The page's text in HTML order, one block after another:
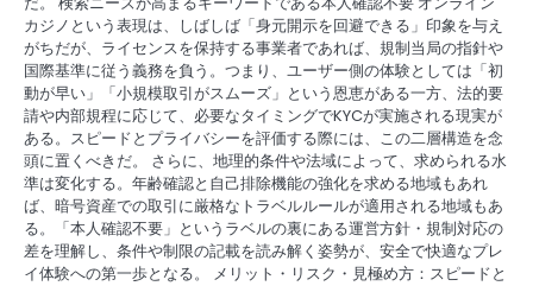
カジノという表現は、しばしば「身元開示を回避できる」印象を与え
がちだが、ライセンスを保持する事業者であれば、規制当局の指針や
国際基準に従う義務を負う。つまり、ユーザー側の体験としては「初
動が早い」「小規模取引がスムーズ」という恩恵がある一方、法的要
請や内部規程に応じて、必要なタイミングでKYCが実施される現実が
ある。スピードとプライバシーを評価する際には、この二層構造を念
頭に置くべきだ。 さらに、地理的条件や法域によって、求められる水
準は変化する。年齢確認と自己排除機能の強化を求める地域もあれ
ば、暗号資産での取引に厳格なトラベルルールが適用される地域もあ
る。「本人確認不要」というラベルの裏にある運営方針・規制対応の
差を理解し、条件や制限の記載を読み解く姿勢が、安全で快適なプレ
イ体験への第一歩となる。 メリット・リスク・見極め方：スピードと